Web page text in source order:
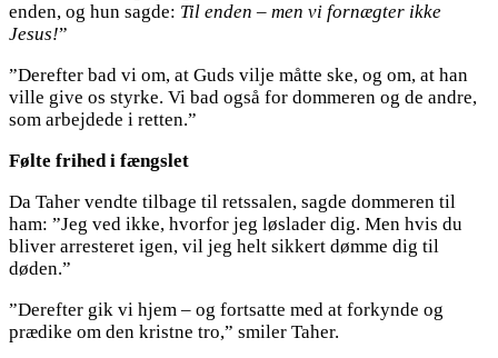
enden, og hun sagde: Til enden – men vi fornægter ikke
Jesus!”
”Derefter bad vi om, at Guds vilje måtte ske, og om, at han
ville give os styrke. Vi bad også for dommeren og de andre,
som arbejdede i retten.”
Følte frihed i fængslet
Da Taher vendte tilbage til retssalen, sagde dommeren til
ham: ”Jeg ved ikke, hvorfor jeg løslader dig. Men hvis du
bliver arresteret igen, vil jeg helt sikkert dømme dig til
døden.”
”Derefter gik vi hjem – og fortsatte med at forkynde og
prædike om den kristne tro,” smiler Taher.